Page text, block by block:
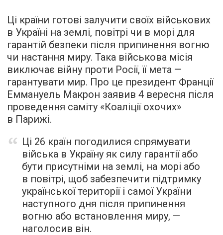
Ці країни готові залучити своїх військових
в Україні на землі, повітрі чи в морі для
гарантій безпеки після припинення вогню
чи настання миру. Така військова місія
виключає війну проти Росії, її мета —
гарантувати мир. Про це президент Франції
Еммануель Макрон заявив 4 вересня після
проведення саміту «Коаліції охочих»
в Парижі.
Ці 26 країн погодилися спрямувати
війська в Україну як силу гарантії або
бути присутніми на землі, на морі або
в повітрі, щоб забезпечити підтримку
української території і самої України
наступного дня після припинення
вогню або встановлення миру, —
наголосив він.